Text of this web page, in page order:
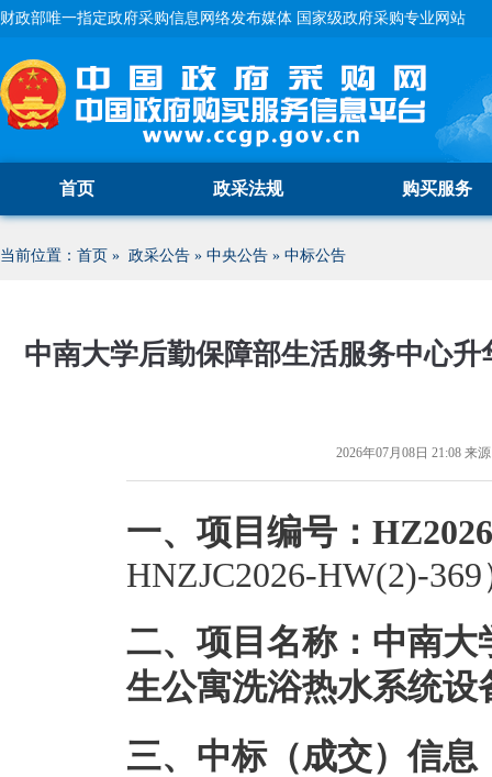
财政部唯一指定政府采购信息网络发布媒体 国家级政府采购专业网站
首页 政采法规 购买服务
当前位置： 首页 » 政采公告 » 中央公告 » 中标公告
中南大学后勤保障部生活服务中心
2026年07月08日 21:08 来
一、项目编号：
HNZJC2026-HW(2)-369
二、项目名称：中南
生公寓洗浴热水系统设
三、中标（成交）信息